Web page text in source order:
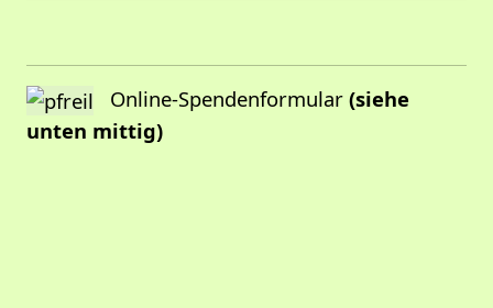
Online-Spendenformular (siehe
unten mittig)